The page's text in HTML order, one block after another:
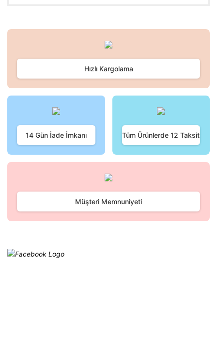
Bu ürüne ilk yorumu siz yapın!
Yorum Yaz
kullanarak tarafımıza iletebilirsiniz.
Ürün resmi kalitesiz, bozuk veya görüntülenemiyor.
Bu ürüne benzer farklı alternatifler olmalı.
Gönder
Hızlı Kargolama
14 Gün İade İmkanı Tüm Ürünlerde 12 Taksit
Müşteri Memnuniyeti